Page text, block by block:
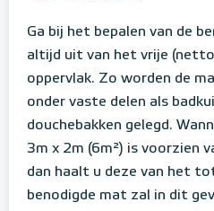
Ga bij het bepalen van de
altijd uit van het vrije
oppervlak. Zo worden de
onder vaste delen als
douchebakken gelegd.
3m x 2m (6m²) is voorzien
dan haalt u deze van het
benodigde mat zal in dit